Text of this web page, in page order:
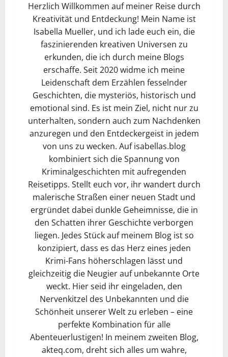
Herzlich Willkommen auf meiner Reise durch
Kreativität und Entdeckung! Mein Name ist
Isabella Mueller, und ich lade euch ein, die
faszinierenden kreativen Universen zu
erkunden, die ich durch meine Blogs
erschaffe. Seit 2020 widme ich meine
Leidenschaft dem Erzählen fesselnder
Geschichten, die mysteriös, historisch und
emotional sind. Es ist mein Ziel, nicht nur zu
unterhalten, sondern auch zum Nachdenken
anzuregen und den Entdeckergeist in jedem
von uns zu wecken. Auf isabellas.blog
kombiniert sich die Spannung von
Kriminalgeschichten mit aufregenden
Reisetipps. Stellt euch vor, ihr wandert durch
malerische Straßen einer neuen Stadt und
ergründet dabei dunkle Geheimnisse, die in
den Schatten ihrer Geschichte verborgen
liegen. Jedes Stück auf meinem Blog ist so
konzipiert, dass es das Herz eines jeden
Krimi-Fans höherschlagen lässt und
gleichzeitig die Neugier auf unbekannte Orte
weckt. Hier seid ihr eingeladen, den
Nervenkitzel des Unbekannten und die
Schönheit unserer Welt zu erleben – eine
perfekte Kombination für alle
Abenteuerlustigen! In meinem zweiten Blog,
akteq.com, dreht sich alles um wahre,